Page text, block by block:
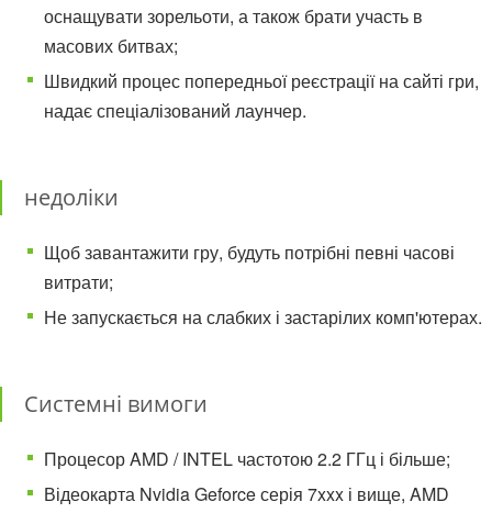
оснащувати зорельоти, а також брати участь в
масових битвах;
Швидкий процес попередньої реєстрації на сайті гри,
надає спеціалізований лаунчер.
недоліки
Щоб завантажити гру, будуть потрібні певні часові
витрати;
Не запускається на слабких і застарілих комп'ютерах.
Системні вимоги
Процесор AMD / INTEL частотою 2.2 ГГц і більше;
Відеокарта Nvidia Geforce серія 7xxx і вище, AMD